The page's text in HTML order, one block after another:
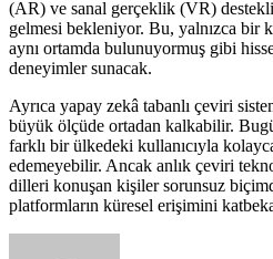
(AR) ve sanal gerçeklik (VR)
gelmesi bekleniyor. Bu, yalnızca bir
aynı ortamda bulunuyormuş gibi
deneyimler sunacak.
Ayrıca yapay zekâ tabanlı çeviri
büyük ölçüde ortadan kalkabilir.
farklı bir ülkedeki kullanıcıyla
edemeyebilir. Ancak anlık çeviri
dilleri konuşan kişiler sorunsuz
platformların küresel erişimini